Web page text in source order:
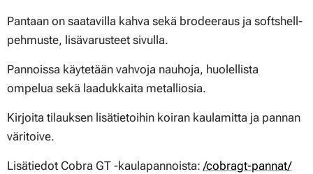
Pantaan on saatavilla kahva sekä brodeeraus ja softshell-
pehmuste, lisävarusteet sivulla.
Pannoissa käytetään vahvoja nauhoja, huolellista
ompelua sekä laadukkaita metalliosia.
Kirjoita tilauksen lisätietoihin koiran kaulamitta ja pannan
väritoive.
Lisätiedot Cobra GT -kaulapannoista:/cobragt-pannat/